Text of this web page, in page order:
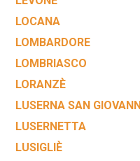
LOCANA
LOMBARDORE
LOMBRIASCO
LORANZÈ
LUSERNA SAN GIOVANNI
LUSERNETTA
LUSIGLIÈ